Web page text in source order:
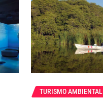
TURISMO AMBIENTAL